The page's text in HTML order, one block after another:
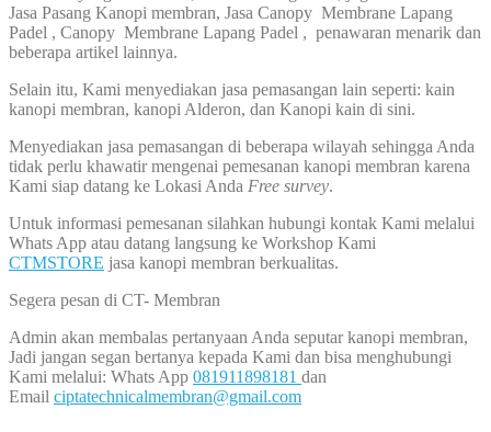
Jasa Pasang Kanopi membran, Jasa Canopy Membrane Lapang
Padel , Canopy Membrane Lapang Padel , penawaran menarik dan
beberapa artikel lainnya.
Selain itu, Kami menyediakan jasa pemasangan lain seperti: kain
kanopi membran, kanopi Alderon, dan Kanopi kain di sini.
Menyediakan jasa pemasangan di beberapa wilayah sehingga Anda
tidak perlu khawatir mengenai pemesanan kanopi membran karena
Kami siap datang ke Lokasi Anda Free survey.
Untuk informasi pemesanan silahkan hubungi kontak Kami melalui
Whats App atau datang langsung ke Workshop Kami
CTMSTORE jasa kanopi membran berkualitas.
Segera pesan di CT- Membran
Admin akan membalas pertanyaan Anda seputar kanopi membran,
Jadi jangan segan bertanya kepada Kami dan bisa menghubungi
Kami melalui: Whats App 081911898181 dan
Email ciptatechnicalmembran@gmail.com